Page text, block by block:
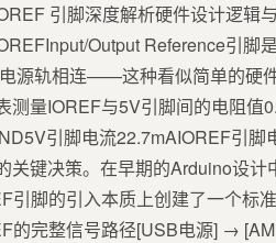
引脚深度解析硬件设计逻辑
Output Reference引脚
源轨相连——这种看似简单的硬
测量IOREF与5V引脚间的电阻
引脚电流22.7mAIOREF引
关键决策。在早期的Arduino设
引脚的引入本质上创建了一个标
的完整信号路径[USB电源] →